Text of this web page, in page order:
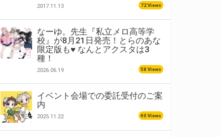
2017.11.13 72 Views
なーゆ。先生『私立メロ高等学
校』が8月21日発売！とらのあな
限定版も♥ なんとアクスタは3
種！
2026.06.19 58 Views
イベント会場での委託受付のご案
内
2025.11.22 40 Views